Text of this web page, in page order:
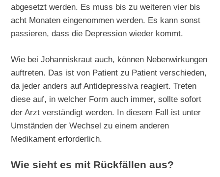
abgesetzt werden. Es muss bis zu weiteren vier bis
acht Monaten eingenommen werden. Es kann sonst
passieren, dass die Depression wieder kommt.
Wie bei Johanniskraut auch, können Nebenwirkungen
auftreten. Das ist von Patient zu Patient verschieden,
da jeder anders auf Antidepressiva reagiert. Treten
diese auf, in welcher Form auch immer, sollte sofort
der Arzt verständigt werden. In diesem Fall ist unter
Umständen der Wechsel zu einem anderen
Medikament erforderlich.
Wie sieht es mit Rückfällen aus?